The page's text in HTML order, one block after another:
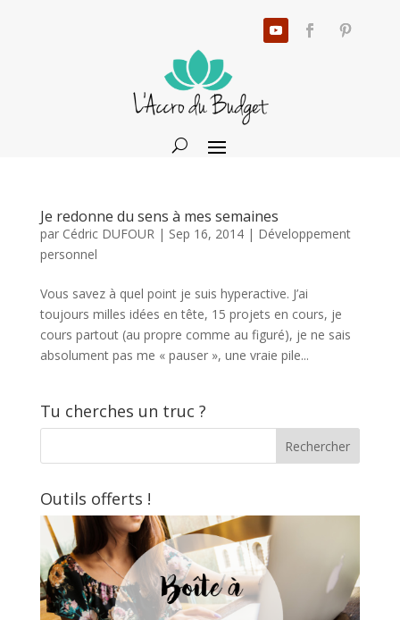
Je redonne du sens à mes semaines
par Cédric DUFOUR| Sep 16, 2014| Développement
personnel
Vous savez à quel point je suis hyperactive. J’ai
toujours milles idées en tête, 15 projets en cours, je
cours partout (au propre comme au figuré), je ne sais
absolument pas me « pauser », une vraie pile...
Tu cherches un truc ?
Outils offerts !